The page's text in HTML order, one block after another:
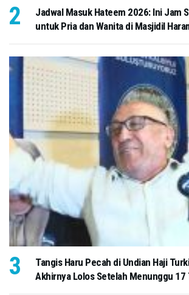
Jadwal Masuk Hateem 2026: Ini Jam
untuk Pria dan Wanita di Masjidil
Tangis Haru Pecah di Undian Haji
Akhirnya Lolos Setelah Menunggu 17